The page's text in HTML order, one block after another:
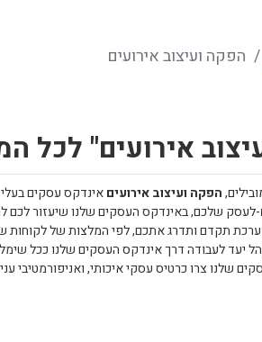
הפקה ועיצוב אירועים
אירועים" לכל
הפקה ועיצוב אירועיםאינדקס עסקים
-לעסק שלכם, באינדקס העסקים שלנו שיעזור לכם
תקדם ותדרג אתכם, לפי המלצות של לקוחות
יעד לעבודה דרך אינדקס העסקים שלנו ככל
שלנו צרו כרטיס עסקי איכותי, ואניפורמטיבי